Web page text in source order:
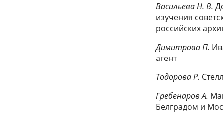
Васильева Н. В.
изучения
российских
Димитрова П.
агент
Тодорова Р.
Гребенаров А.
Белградом и